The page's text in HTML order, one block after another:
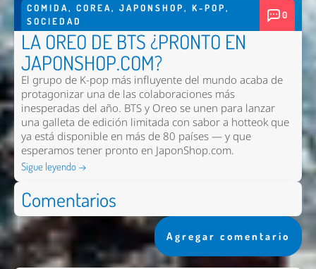
COMIDA, COREA, JAPONSHOP, K-POP,
SOCIEDAD
0
LA OREO DE BTS ¿PRONTO EN
JAPONSHOP.COM?
El grupo de K-pop más influyente del mundo acaba de
protagonizar una de las colaboraciones más
inesperadas del año. BTS y Oreo se unen para lanzar
una galleta de edición limitada con sabor a hotteok que
ya está disponible en más de 80 países — y que
esperamos tener pronto en JaponShop.com.
Sigue leyendo →
Comentarios
Agregar comentario